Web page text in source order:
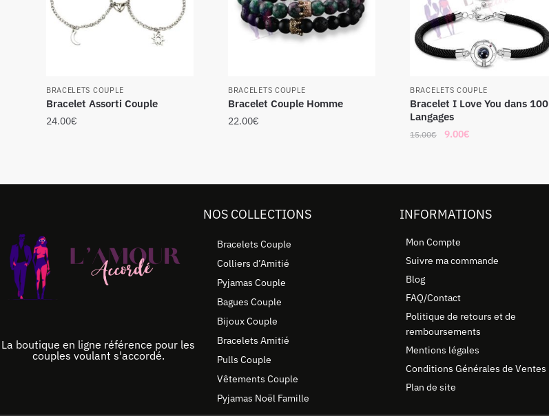
BRACELETS COUPLE
Bracelet Assorti Couple
24.00€
BRACELETS COUPLE
Bracelet Couple Homme
22.00€
BRACELETS COUPLE
Bracelet I Love You dans 100
Langages
15.00€ 9.00€
La boutique en ligne référence pour les
couples voulant s'accordé.
NOS COLLECTIONS
Bracelets Couple
Colliers d’Amitié
Pyjamas Couple
Bagues Couple
Bijoux Couple
Bracelets Amitié
Pulls Couple
Vêtements Couple
Pyjamas Noël Famille
INFORMATIONS
Mon Compte
Suivre ma commande
Blog
FAQ/Contact
Politique de retours et de
remboursements
Mentions légales
Conditions Générales de Ventes
Plan de site